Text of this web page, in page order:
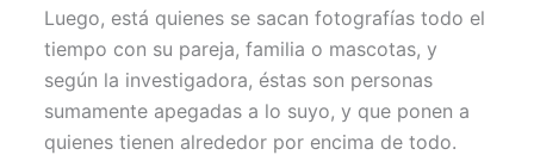
Luego, está quienes se sacan fotografías todo el
tiempo con su pareja, familia o mascotas, y
según la investigadora, éstas son personas
sumamente apegadas a lo suyo, y que ponen a
quienes tienen alrededor por encima de todo.